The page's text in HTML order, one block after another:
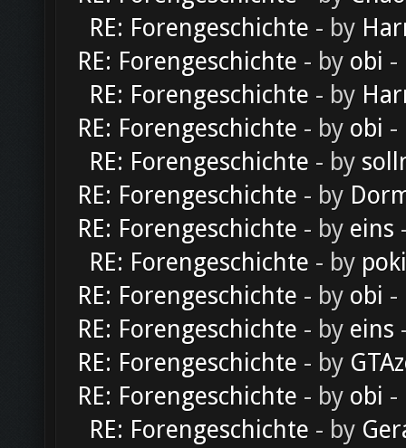
RE: Forengeschichte - by
RE: Forengeschichte - by obi -
RE: Forengeschichte - by
RE: Forengeschichte - by obi -
RE: Forengeschichte - by
RE: Forengeschichte - by
RE: Forengeschichte - by eins
RE: Forengeschichte - by
RE: Forengeschichte - by obi -
RE: Forengeschichte - by eins
RE: Forengeschichte - by
RE: Forengeschichte - by obi -
RE: Forengeschichte - by